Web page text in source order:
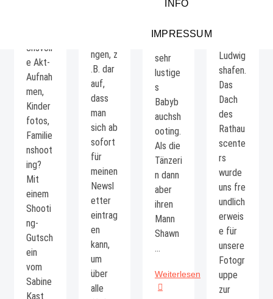
INFO
IMPRESSUM
chsvoll
e Akt-
Aufnah
men,
Kinder
fotos,
Familie
nshoot
ing?
Mit
einem
Shooti
ng-
Gutsch
ein
vom
Sabine
Kast
ngen, z
.B. dar
auf,
dass
man
sich ab
sofort
für
meinen
Newsl
etter
eintrag
en
kann,
um
über
alle
schon
sehr
lustige
s
Babyb
auchsh
ooting.
Als die
Tänzeri
n dann
aber
ihren
Mann
Shawn
…
Weiterlesen
Ludwig
shafen.
Das
Dach
des
Rathau
scente
rs
wurde
uns fre
undlich
erweis
e für
unsere
Fotogr
uppe
zur